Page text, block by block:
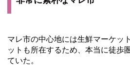
マレ市の中心地には生鮮マーケッ
ットも所在するため、本当に徒歩
ていた。